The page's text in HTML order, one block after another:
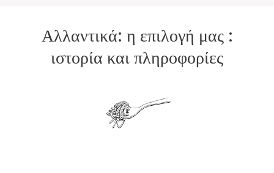
Αλλαντικά: η επιλογή μας :
ιστορία και πληροφορίες